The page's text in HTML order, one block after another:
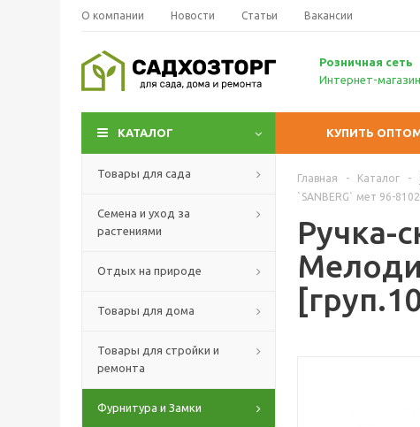
О компании Новости Статьи Вакансии
Розничная сеть
Интернет-магазин
КАТАЛОГ КУПИТЬ
Товары для сада
Семена и уход за
растениями
Отдых на природе
Товары для дома
Товары для стройки и
ремонта
Фурнитура и Замки
Главная - Каталог -
`SANBERG` мет 96-
Ручка-